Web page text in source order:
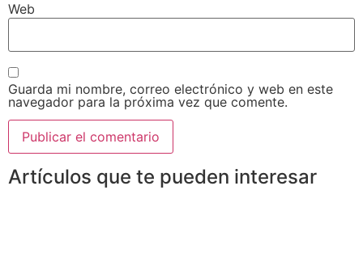
Web
Guarda mi nombre, correo electrónico y web en este
navegador para la próxima vez que comente.
Artículos que te pueden interesar